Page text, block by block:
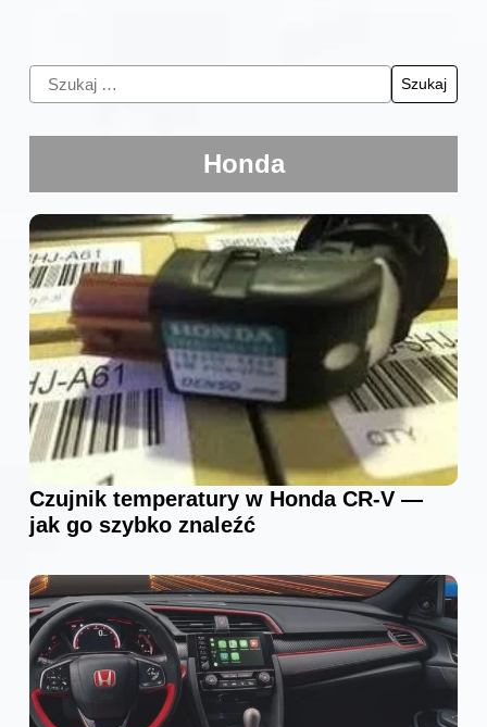
Honda
Czujnik temperatury w Honda CR-V —
jak go szybko znaleźć